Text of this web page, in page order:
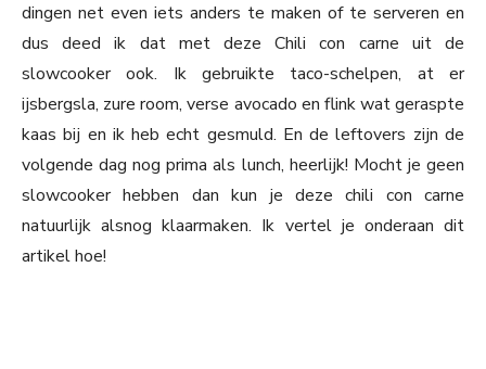
dingen net even iets anders te maken of te serveren en
dus deed ik dat met deze Chili con carne uit de
slowcooker ook. Ik gebruikte taco-schelpen, at er
ijsbergsla, zure room, verse avocado en flink wat geraspte
kaas bij en ik heb echt gesmuld. En de leftovers zijn de
volgende dag nog prima als lunch, heerlijk! Mocht je geen
slowcooker hebben dan kun je deze chili con carne
natuurlijk alsnog klaarmaken. Ik vertel je onderaan dit
artikel hoe!